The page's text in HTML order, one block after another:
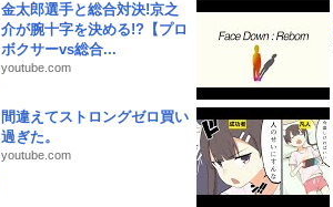
金太郎選手と総合対決!京之
介が腕十字を決める!?【プロ
ボクサーvs総合...
youtube.com
間違えてストロングゼロ買い
過ぎた。
youtube.com